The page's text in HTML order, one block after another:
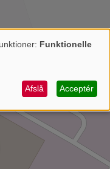
Funktionelle
Afslå Acceptér